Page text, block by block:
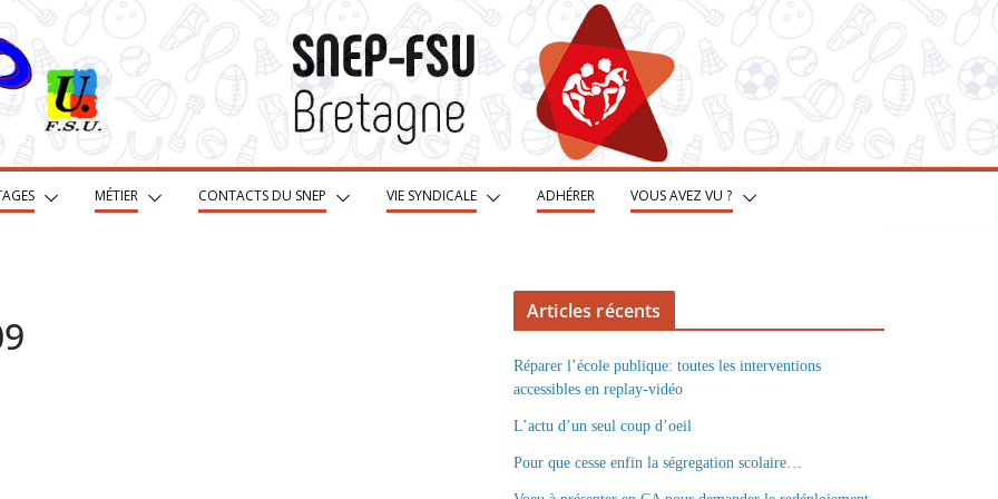
MÉTIER CONTACTS DU SNEP VIE SYNDICALE ADHÉRER VOUS AVEZ VU ?
Articles récents
Réparer l’école publique: toutes les interventions
accessibles en replay-vidéo
L’actu d’un seul coup d’oeil
Pour que cesse enfin la ségregation scolaire…